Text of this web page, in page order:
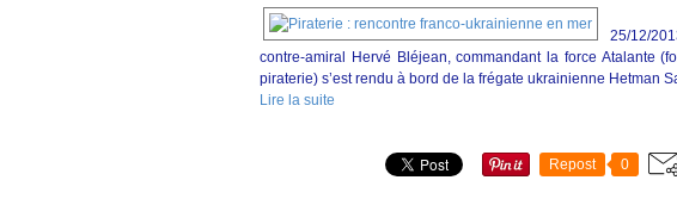
25/12/
contre-amiral Hervé Bléjean, commandant la force Atalante
piraterie) s’est rendu à bord de la frégate ukrainienne Hetman
Lire la suite
Repost 0